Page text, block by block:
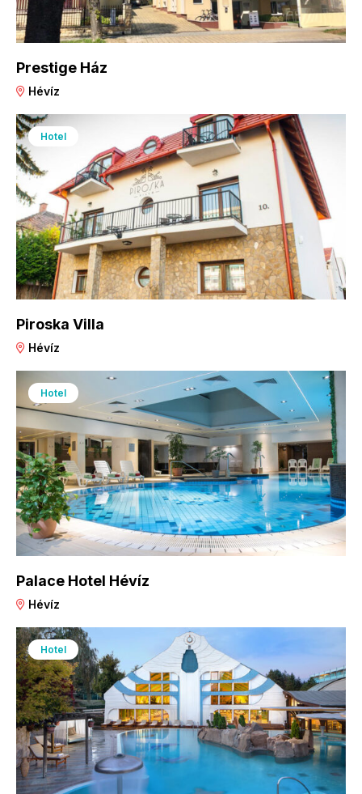
Prestige Ház
Hévíz
Hotel
Piroska Villa
Hévíz
Hotel
Palace Hotel Hévíz
Hévíz
Hotel